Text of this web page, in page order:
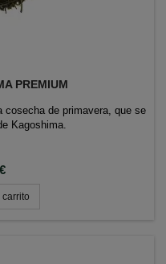
PREMIUM
de primavera, que se
Kagoshima.